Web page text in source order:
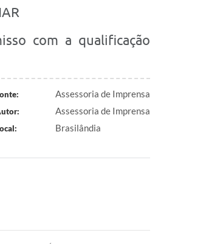
com a qualificação
Assessoria de Imprensa
Assessoria de Imprensa
Brasilândia